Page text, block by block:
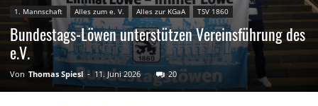
1. Mannschaft Alles zum e. V. Alles zur KGaA TSV 1860
Bundestags-Löwen unterstützen Vereinsführung des
e.V.
Von Thomas Spiesl - 11. Juni 2026 20